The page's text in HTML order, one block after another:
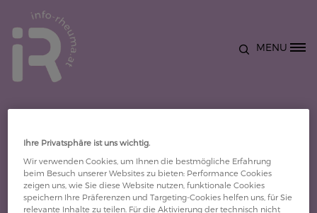
Site Logo MENU
Bitte loggen Sie sich ein
Ihre Privatsphäre ist uns wichtig.
Wir verwenden Cookies, um Ihnen die bestmögliche Erfahrung
beim Besuch unserer Websites zu bieten: Performance Cookies
zeigen uns, wie Sie diese Website nutzen, funktionale Cookies
speichern Ihre Präferenzen und Targeting-Cookies helfen uns, für Sie
relevante Inhalte zu teilen. Für die Aktivierung der technisch nicht